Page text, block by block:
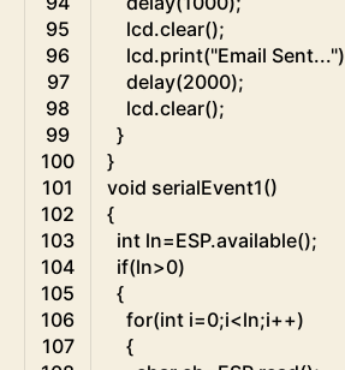
95
96
97
98
99
100
101
102
103
104
105
106
107
lcd.clear();
lcd.print("Email Sent...")
delay(2000);
lcd.clear();
}
}
void serialEvent1()
{
int ln=ESP.available();
if(ln>0)
{
for(int i=0;i<ln;i++)
{